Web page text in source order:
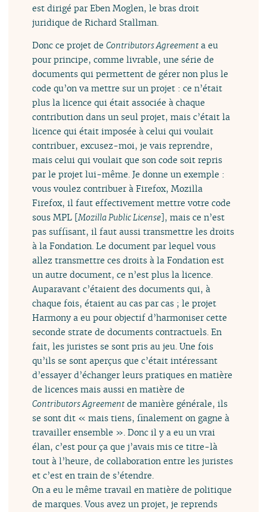
est dirigé par Eben Moglen, le bras droit
juridique de Richard Stallman.
Donc ce projet deContributors Agreement a eu
pour principe, comme livrable, une série de
documents qui permettent de gérer non plus le
code qu’on va mettre sur un projet : ce n’était
plus la licence qui était associée à chaque
contribution dans un seul projet, mais c’était la
licence qui était imposée à celui qui voulait
contribuer, excusez-moi, je vais reprendre,
mais celui qui voulait que son code soit repris
par le projet lui-même. Je donne un exemple :
vous voulez contribuer à Firefox, Mozilla
Firefox, il faut effectivement mettre votre code
sous MPL [Mozilla Public License], mais ce n’est
pas suffisant, il faut aussi transmettre les droits
à la Fondation. Le document par lequel vous
allez transmettre ces droits à la Fondation est
un autre document, ce n’est plus la licence.
Auparavant c’étaient des documents qui, à
chaque fois, étaient au cas par cas ; le projet
Harmony a eu pour objectif d’harmoniser cette
seconde strate de documents contractuels. En
fait, les juristes se sont pris au jeu. Une fois
qu’ils se sont aperçus que c’était intéressant
d’essayer d’échanger leurs pratiques en matière
de licences mais aussi en matière de
Contributors Agreement de manière générale, ils
se sont dit « mais tiens, finalement on gagne à
travailler ensemble ». Donc il y a eu un vrai
élan, c’est pour ça que j’avais mis ce titre-là
tout à l’heure, de collaboration entre les juristes
et c’est en train de s’étendre.
On a eu le même travail en matière de politique
de marques. Vous avez un projet, je reprends